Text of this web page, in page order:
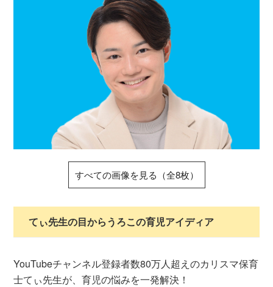
すべての画像を見る（全8枚）
てぃ先生の目からうろこの育児アイディア
YouTubeチャンネル登録者数80万人超えのカリスマ保育
士てぃ先生が、育児の悩みを一発解決！